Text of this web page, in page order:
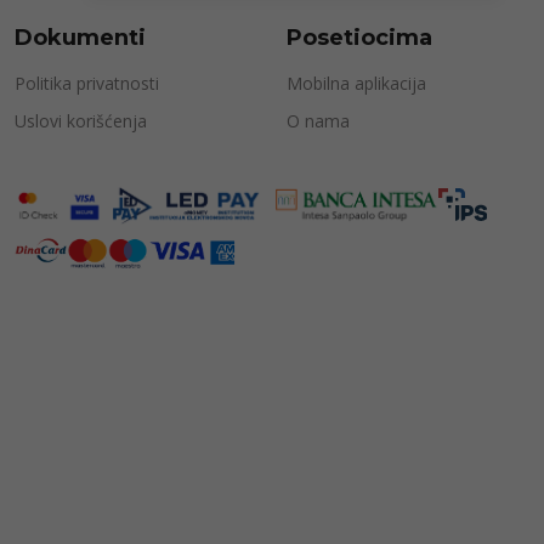
Dokumenti
Politika privatnosti
Uslovi korišćenja
Posetiocima
Mobilna aplikacija
O nama